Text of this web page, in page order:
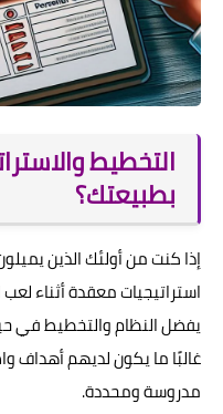
التخطيط
بطبيعتك؟
إذا كنت من أولئك الذين
استراتيجيات معقدة أثناء
يفضل النظام والتخطيط في
غالبًا ما يكون لديهم
مدروسة ومحددة.